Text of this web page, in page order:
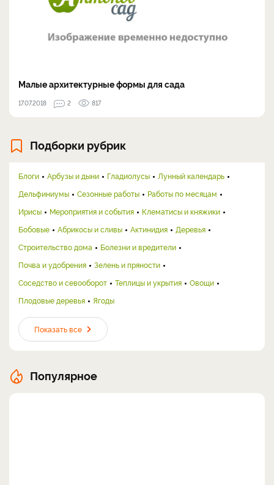
Малые архитектурные формы для сада
17.07.2018 2 817
Подборки рубрик
Блоги Арбузы и дыни Гладиолусы
Лунный календарь
Дельфиниумы
Сезонные работы
Работы по месяцам
Ирисы
Мероприятия и события
Клематисы и княжики
Бобовые
Абрикосы и сливы Актинидия
Деревья
Строительство дома
Болезни и вредители
Почва и удобрения
Зелень и пряности
Соседство и севооборот
Теплицы и укрытия
Овощи
Плодовые деревья
Ягоды
Показать все
Популярное